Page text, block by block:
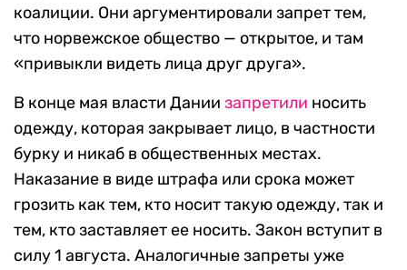
коалиции. Они аргументировали запрет тем,
что норвежское общество — открытое, и там
«привыкли видеть лица друг друга».
В конце мая власти Дании запретили носить
одежду, которая закрывает лицо, в частности
бурку и никаб в общественных местах.
Наказание в виде штрафа или срока может
грозить как тем, кто носит такую одежду, так и
тем, кто заставляет ее носить. Закон вступит в
силу 1 августа. Аналогичные запреты уже